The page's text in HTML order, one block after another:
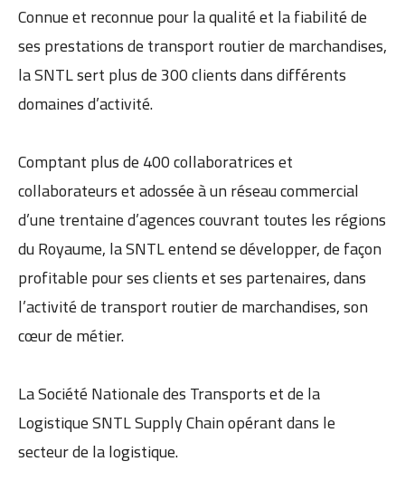
Connue et reconnue pour la qualité et la fiabilité de
ses prestations de transport routier de marchandises,
la SNTL sert plus de 300 clients dans différents
domaines d’activité.
Comptant plus de 400 collaboratrices et
collaborateurs et adossée à un réseau commercial
d’une trentaine d’agences couvrant toutes les régions
du Royaume, la SNTL entend se développer, de façon
profitable pour ses clients et ses partenaires, dans
l’activité de transport routier de marchandises, son
cœur de métier.
La Société Nationale des Transports et de la
Logistique SNTL Supply Chain opérant dans le
secteur de la logistique.